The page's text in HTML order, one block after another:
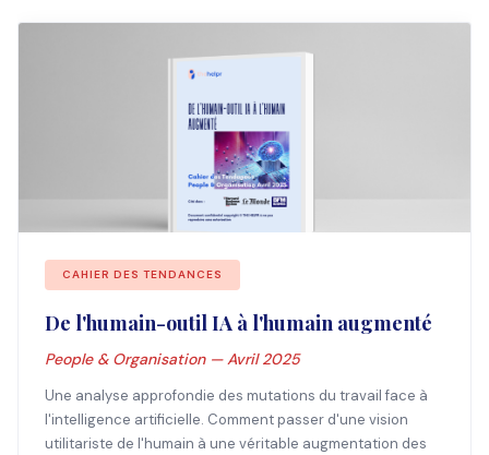
CAHIER DES TENDANCES
De l'humain-outil IA à l'humain augmenté
People & Organisation — Avril 2025
Une analyse approfondie des mutations du travail face à
l'intelligence artificielle. Comment passer d'une vision
utilitariste de l'humain à une véritable augmentation des